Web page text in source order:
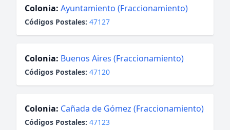
Colonia: Ayuntamiento (Fraccionamiento)
Códigos Postales: 47127
Colonia: Buenos Aires (Fraccionamiento)
Códigos Postales: 47120
Colonia: Cañada de Gómez (Fraccionamiento)
Códigos Postales: 47123